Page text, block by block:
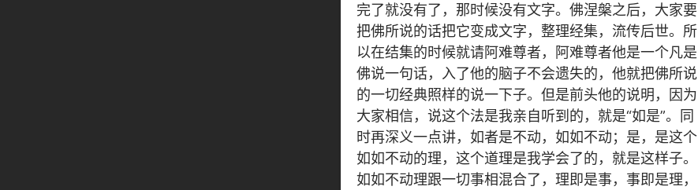
完了就没有了，那时候没有文字。佛涅槃之后，大家要
把佛所说的话把它变成文字，整理经集，流传后世。所
以在结集的时候就请阿难尊者，阿难尊者他是一个凡是
佛说一句话，入了他的脑子不会遗失的，他就把佛所说
的一切经典照样的说一下子。但是前头他的说明，因为
大家相信，说这个法是我亲自听到的，就是“如是”。同
时再深义一点讲，如者是不动，如如不动；是，是这个
如如不动的理，这个道理是我学会了的，就是这样子。
如如不动理跟一切事相混合了，理即是事，事即是理，